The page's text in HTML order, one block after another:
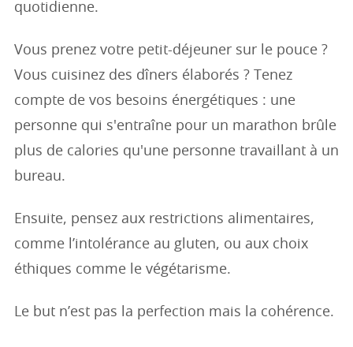
quotidienne.
Vous prenez votre petit-déjeuner sur le pouce ?
Vous cuisinez des dîners élaborés ? Tenez
compte de vos besoins énergétiques : une
personne qui s'entraîne pour un marathon brûle
plus de calories qu'une personne travaillant à un
bureau.
Ensuite, pensez aux restrictions alimentaires,
comme l’intolérance au gluten, ou aux choix
éthiques comme le végétarisme.
Le but n’est pas la perfection mais la cohérence.